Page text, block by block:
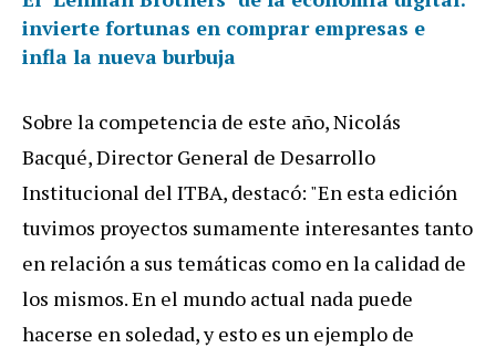
invierte fortunas en comprar empresas e
infla la nueva burbuja
Sobre la competencia de este año, Nicolás
Bacqué, Director General de Desarrollo
Institucional del ITBA, destacó: "En esta edición
tuvimos proyectos sumamente interesantes tanto
en relación a sus temáticas como en la calidad de
los mismos. En el mundo actual nada puede
hacerse en soledad, y esto es un ejemplo de